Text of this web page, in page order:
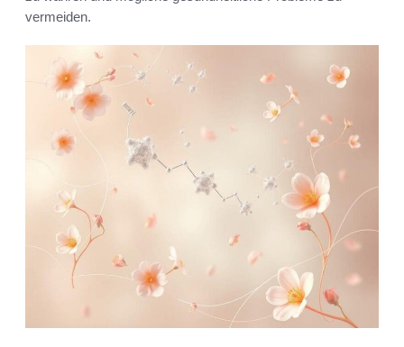
vermeiden.